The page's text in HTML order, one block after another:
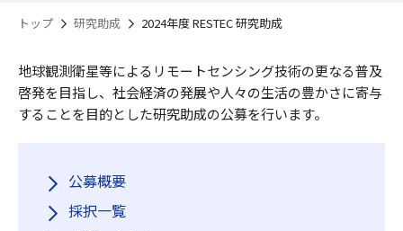
トップ 研究助成 2024年度 RESTEC 研究助成
地球観測衛星等によるリモートセンシング技術の更なる普及
啓発を目指し、社会経済の発展や人々の生活の豊かさに寄与
することを目的とした研究助成の公募を行います。
公募概要
採択一覧